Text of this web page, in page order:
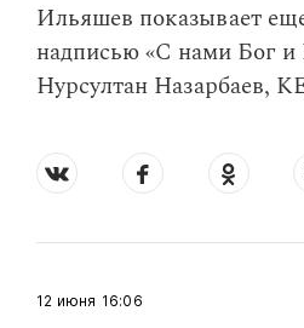
Ильяшев показывает
надписью «С нами Бог и
Нурсултан Назарбаев,
16:06
12 июня